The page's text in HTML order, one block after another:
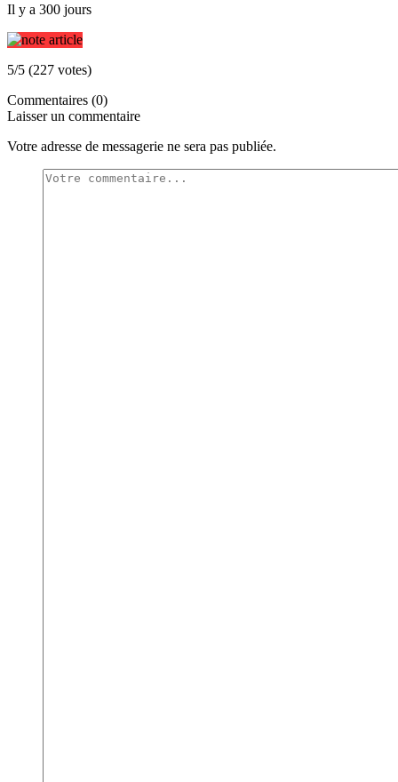
Il y a 300 jours
5/5 (227 votes)
Commentaires (0)
Laisser un commentaire
Votre adresse de messagerie ne sera pas publiée.